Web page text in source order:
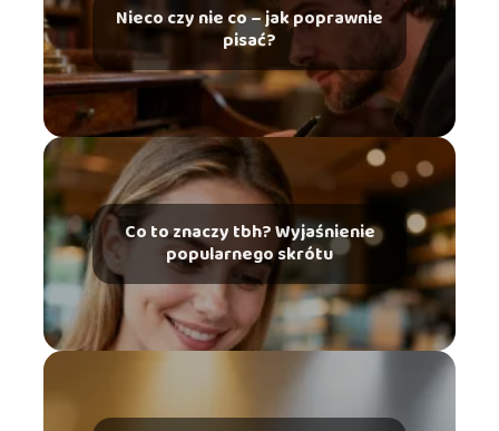
Nieco czy nie co – jak poprawnie
pisać?
Co to znaczy tbh? Wyjaśnienie
popularnego skrótu